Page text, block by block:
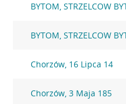
BYTOM, STRZELCOW
BYTOM, STRZELCOW
Chorzów, 16 Lipca 14
Chorzów, 3 Maja 185